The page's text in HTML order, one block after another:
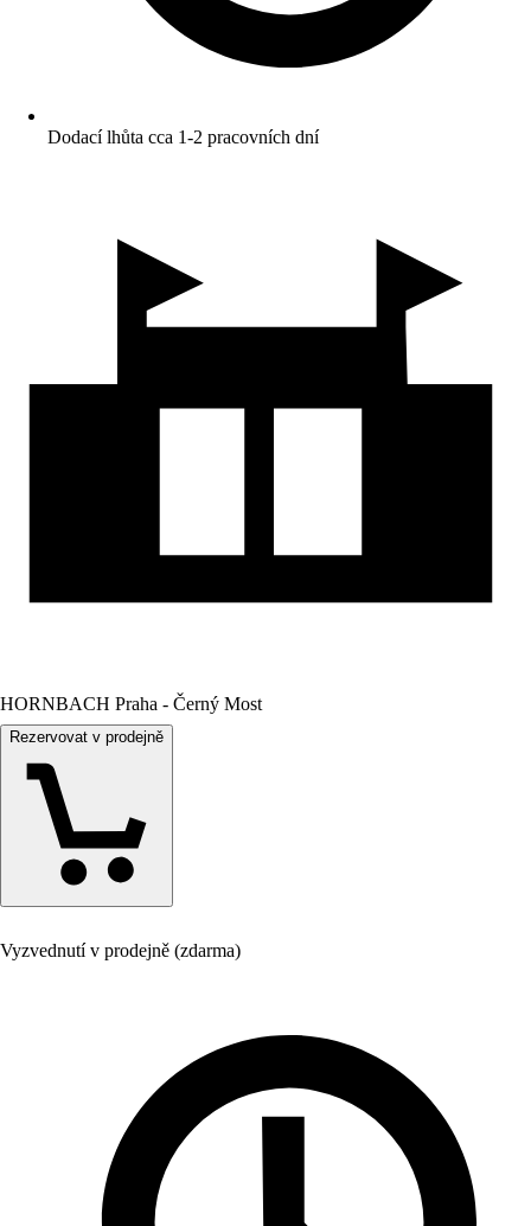
Dodací lhůta cca 1-2 pracovních dní
HORNBACH Praha - Černý Most
Rezervovat v prodejně
Vyzvednutí v prodejně (zdarma)